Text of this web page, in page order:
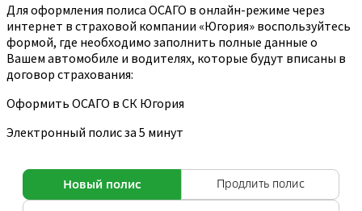
Для оформления полиса ОСАГО в онлайн-режиме через
интернет в страховой компании «Югория» воспользуйтесь
формой, где необходимо заполнить полные данные о
Вашем автомобиле и водителях, которые будут вписаны в
договор страхования:
Оформить ОСАГО в СК Югория
Электронный полис за 5 минут